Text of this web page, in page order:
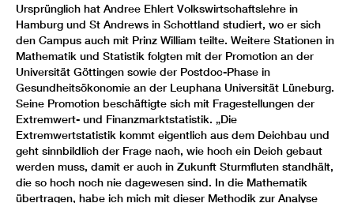
Ursprünglich hat Andree Ehlert Volkswirtschaftslehre in
Hamburg und St Andrews in Schottland studiert, wo er sich
den Campus auch mit Prinz William teilte. Weitere Stationen in
Mathematik und Statistik folgten mit der Promotion an der
Universität Göttingen sowie der Postdoc-Phase in
Gesundheitsökonomie an der Leuphana Universität Lüneburg.
Seine Promotion beschäftigte sich mit Fragestellungen der
Extremwert- und Finanzmarktstatistik. „Die
Extremwertstatistik kommt eigentlich aus dem Deichbau und
geht sinnbildlich der Frage nach, wie hoch ein Deich gebaut
werden muss, damit er auch in Zukunft Sturmfluten standhält,
die so hoch noch nie dagewesen sind. In die Mathematik
übertragen, habe ich mich mit dieser Methodik zur Analyse